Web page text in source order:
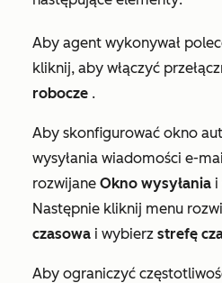
Aby agent wykonywał
kliknij, aby włączyć
robocze .
Aby skonfigurować okno
wysyłania wiadomości e-
rozwijane Okno wysyłania i
Następnie kliknij menu
czasowa i wybierz strefę
Aby ograniczyć